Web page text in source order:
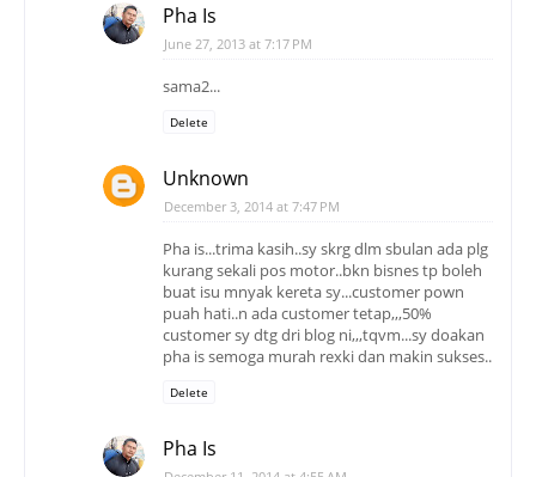
Pha Is
June 27, 2013 at 7:17 PM
sama2...
Delete
Unknown
December 3, 2014 at 7:47 PM
Pha is...trima kasih..sy skrg dlm sbulan ada plg
kurang sekali pos motor..bkn bisnes tp boleh
buat isu mnyak kereta sy...customer pown
puah hati..n ada customer tetap,,,50%
customer sy dtg dri blog ni,,,tqvm...sy doakan
pha is semoga murah rexki dan makin sukses..
Delete
Pha Is